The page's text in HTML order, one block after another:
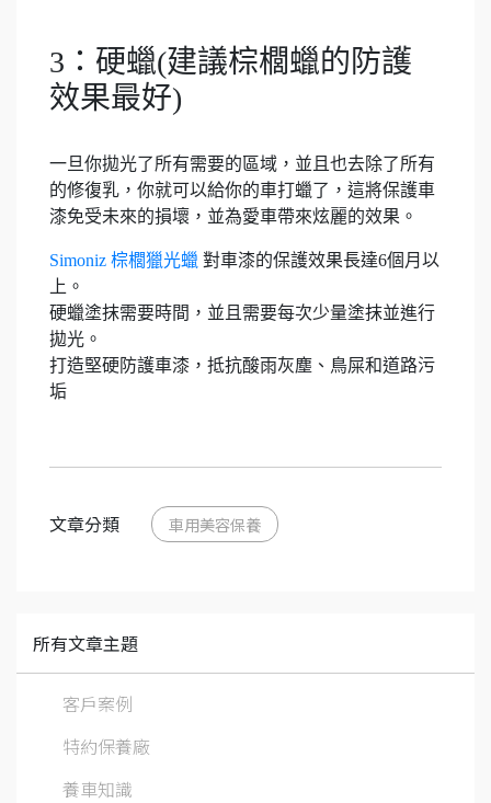
3：硬蠟(建議棕櫚蠟的防護
效果最好)
一旦你拋光了所有需要的區域，並且也去除了所有
的修復乳，你就可以給你的車打蠟了，這將保護車
漆免受未來的損壞，並為愛車帶來炫麗的效果。
Simoniz 棕櫚獵光蠟 對車漆的保護效果長達6個月以
上。
硬蠟塗抹需要時間，並且需要每次少量塗抹並進行
拋光。
打造堅硬防護車漆，抵抗酸雨灰塵、鳥屎和道路污
垢
文章分類 車用美容保養
所有文章主題
客戶案例
特約保養廠
養車知識